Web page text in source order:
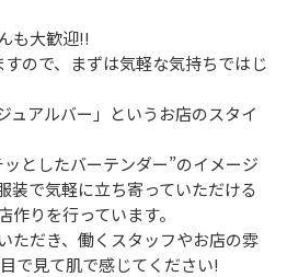
も大歓迎!!
ので、まずは気軽な気持ちではじ
ュアルバー」というお店のスタイ
としたバーテンダー”のイメージ
装で気軽に立ち寄っていただける
作りを行っています。
ただき、働くスタッフやお店の雰
で見て肌で感じてください!